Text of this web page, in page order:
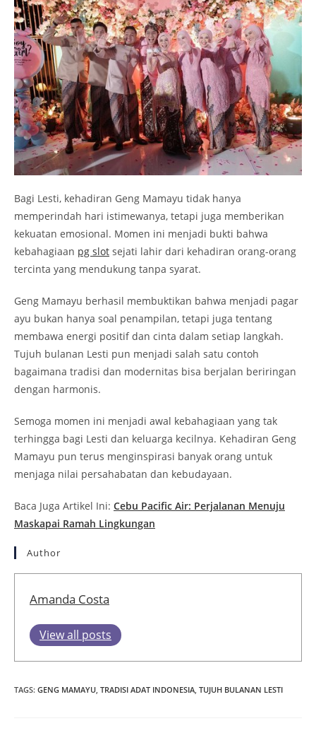
Bagi Lesti, kehadiran Geng Mamayu tidak hanya
memperindah hari istimewanya, tetapi juga memberikan
kekuatan emosional. Momen ini menjadi bukti bahwa
kebahagiaan pg slot sejati lahir dari kehadiran orang-orang
tercinta yang mendukung tanpa syarat.
Geng Mamayu berhasil membuktikan bahwa menjadi pagar
ayu bukan hanya soal penampilan, tetapi juga tentang
membawa energi positif dan cinta dalam setiap langkah.
Tujuh bulanan Lesti pun menjadi salah satu contoh
bagaimana tradisi dan modernitas bisa berjalan beriringan
dengan harmonis.
Semoga momen ini menjadi awal kebahagiaan yang tak
terhingga bagi Lesti dan keluarga kecilnya. Kehadiran Geng
Mamayu pun terus menginspirasi banyak orang untuk
menjaga nilai persahabatan dan kebudayaan.
Baca Juga Artikel Ini: Cebu Pacific Air: Perjalanan Menuju
Maskapai Ramah Lingkungan
Author
Amanda Costa
View all posts
TAGS: GENG MAMAYU, TRADISI ADAT INDONESIA, TUJUH BULANAN LESTI